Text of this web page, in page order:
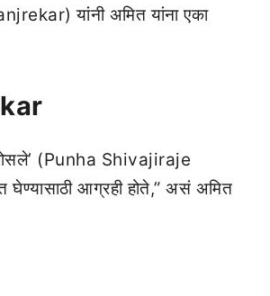
यांनी अमित यांना एका
भोसले’ (Punha Shivajiraje
घेण्यासाठी आग्रही होते,” असं अमित